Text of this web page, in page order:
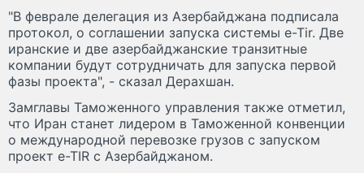
"В феврале делегация из Азербайджана подписала
протокол, о соглашении запуска системы e-Tir. Две
иранские и две азербайджанские транзитные
компании будут сотрудничать для запуска первой
фазы проекта", - сказал Дерахшан.
Замглавы Таможенного управления также отметил,
что Иран станет лидером в Таможенной конвенции
о международной перевозке грузов с запуском
проект e-TIR с Азербайджаном.